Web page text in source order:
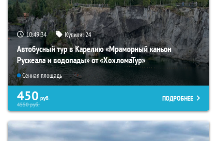
10:49:33 Купили:24
Автобусный тур в Карелию «Мраморный каньон
Рускеала и водопады» от «ХохломаТур»
Сенная площадь
450 руб.
4550руб.
ПОДРОБНЕЕ